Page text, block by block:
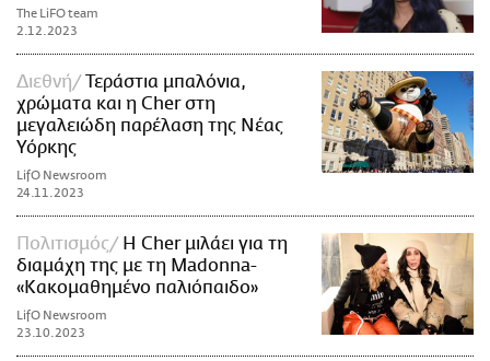
The LiFO team
2.12.2023
Διεθνή
Τεράστια μπαλόνια,
χρώματα και η Cher στη
μεγαλειώδη παρέλαση της Νέας
Υόρκης
LifO Newsroom
24.11.2023
Πολιτισμός
Η Cher μιλάει για τη
διαμάχη της με τη Madonna-
«Κακομαθημένο παλιόπαιδο»
LifO Newsroom
23.10.2023